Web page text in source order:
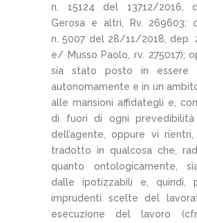
n. 15124 del 13712/2016,
Gerosa e altri, Rv. 269603;
n. 5007 del 28/11/2018, dep.
e/ Musso Paolo, rv. 275017);
sia stato posto in essere
autonomamente e in un
alle mansioni affidategli e,
di fuori di ogni
dell’agente, oppure vi
tradotto in qualcosa che,
quanto ontologicamente,
dalle ipotizzabili e, quindi,
imprudenti scelte del
esecuzione del lavoro